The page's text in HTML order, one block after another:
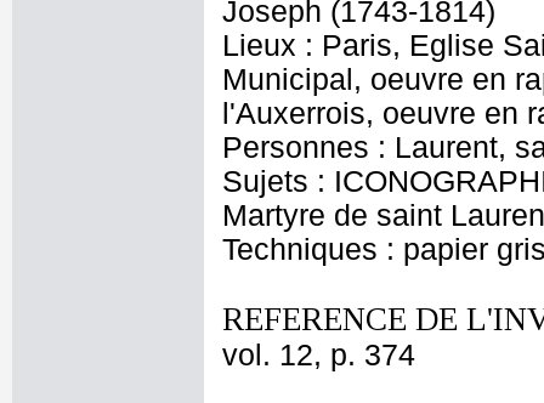
Joseph (1743-1814)
Lieux : Paris, Eglise
Municipal, oeuvre en
l'Auxerrois, oeuvre en
Personnes : Laurent,
Sujets :
Martyre de saint
Techniques : papier
REFERENCE DE
vol. 12, p. 374